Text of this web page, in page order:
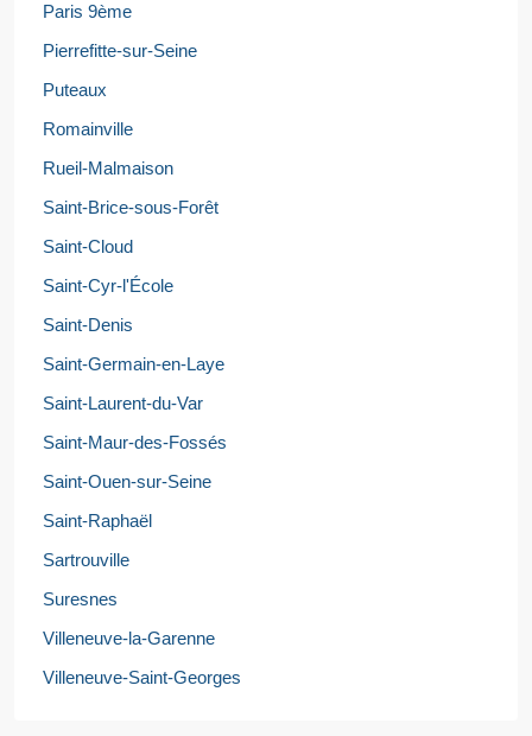
Paris 9ème
Pierrefitte-sur-Seine
Puteaux
Romainville
Rueil-Malmaison
Saint-Brice-sous-Forêt
Saint-Cloud
Saint-Cyr-l'École
Saint-Denis
Saint-Germain-en-Laye
Saint-Laurent-du-Var
Saint-Maur-des-Fossés
Saint-Ouen-sur-Seine
Saint-Raphaël
Sartrouville
Suresnes
Villeneuve-la-Garenne
Villeneuve-Saint-Georges